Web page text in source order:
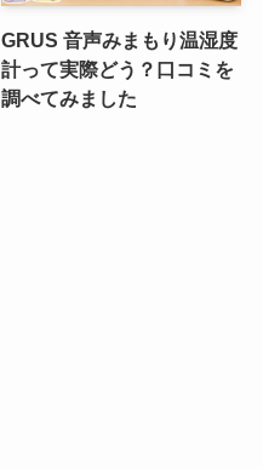
GRUS 音声みまもり温湿度
計って実際どう？口コミを
調べてみました